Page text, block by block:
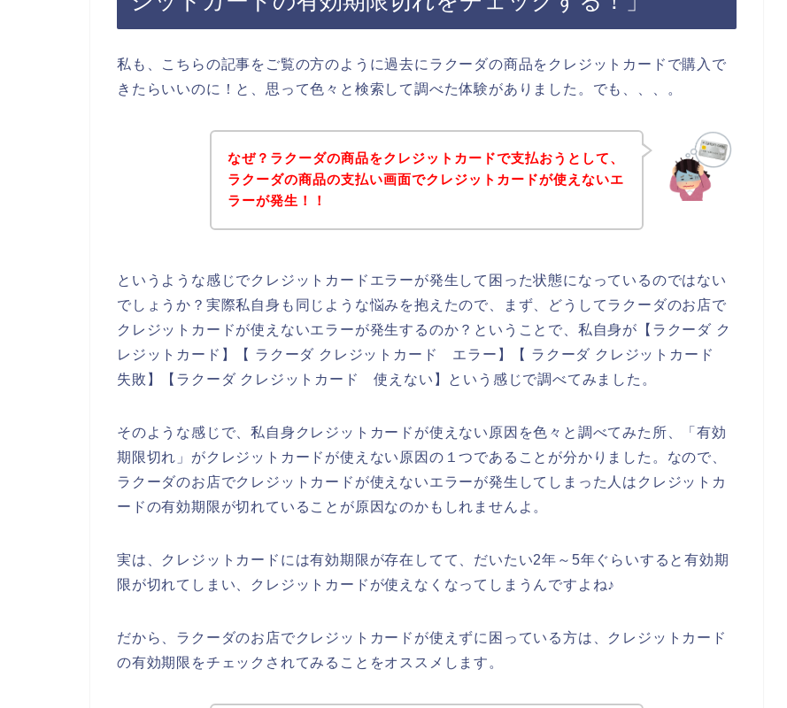
私も、こちらの記事をご覧の方のように過去にラクーダの商品をクレジットカードで購入で
きたらいいのに！と、思って色々と検索して調べた体験がありました。でも、、、。
なぜ？ラクーダの商品をクレジットカードで支払おうとして、
ラクーダの商品の支払い画面でクレジットカードが使えないエ
ラーが発生！！
というような感じでクレジットカードエラーが発生して困った状態になっているのではない
でしょうか？実際私自身も同じような悩みを抱えたので、まず、どうしてラクーダのお店で
クレジットカードが使えないエラーが発生するのか？ということで、私自身が【ラクーダ ク
レジットカード】【 ラクーダ クレジットカード エラー】【 ラクーダ クレジットカード
失敗】【ラクーダ クレジットカード 使えない】という感じで調べてみました。
そのような感じで、私自身クレジットカードが使えない原因を色々と調べてみた所、「有効
期限切れ」がクレジットカードが使えない原因の１つであることが分かりました。なので、
ラクーダのお店でクレジットカードが使えないエラーが発生してしまった人はクレジットカ
ードの有効期限が切れていることが原因なのかもしれませんよ。
実は、クレジットカードには有効期限が存在してて、だいたい2年～5年ぐらいすると有効期
限が切れてしまい、クレジットカードが使えなくなってしまうんですよね♪
だから、ラクーダのお店でクレジットカードが使えずに困っている方は、クレジットカード
の有効期限をチェックされてみることをオススメします。